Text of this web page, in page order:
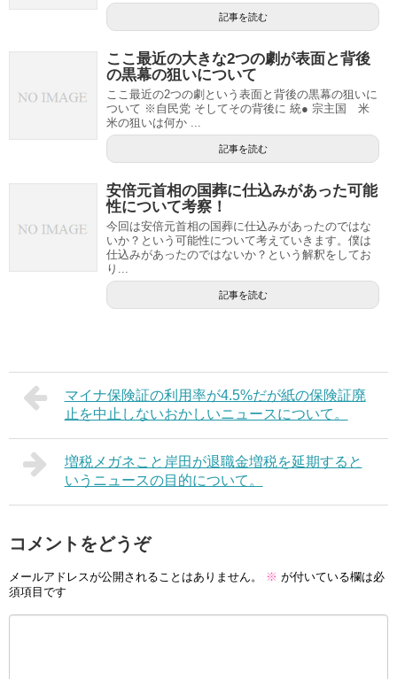
記事を読む
ここ最近の大きな2つの劇が表面と背後
の黒幕の狙いについて
ここ最近の2つの劇という表面と背後の黒幕の狙いに
ついて ※自民党 そしてその背後に 統● 宗主国 米
米の狙いは何か ...
記事を読む
安倍元首相の国葬に仕込みがあった可能
性について考察！
今回は安倍元首相の国葬に仕込みがあったのではな
いか？という可能性について考えていきます。僕は
仕込みがあったのではないか？という解釈をしてお
り...
記事を読む
マイナ保険証の利用率が4.5%だが紙の保険証廃
止を中止しないおかしいニュースについて。
増税メガネこと岸田が退職金増税を延期すると
いうニュースの目的について。
コメントをどうぞ
メールアドレスが公開されることはありません。 ※ が付いている欄は必
須項目です